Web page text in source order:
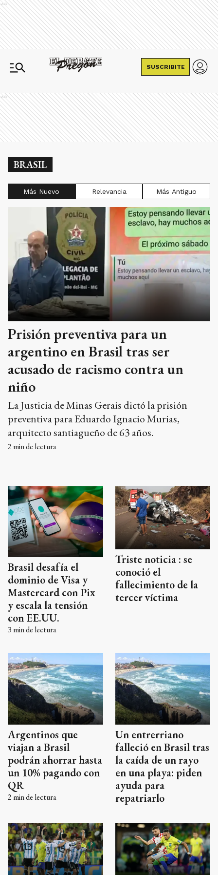
Ads
SUSCRIBITE
Ads
BRASIL
Más Nuevo Relevancia Más Antiguo
Prisión preventiva para un
argentino en Brasil tras ser
acusado de racismo contra un
niño
La Justicia de Minas Gerais dictó la prisión
preventiva para Eduardo Ignacio Murias,
arquitecto santiagueño de 63 años.
2 min de lectura
Brasil desafía el
dominio de Visa y
Mastercard con Pix
y escala la tensión
con EE.UU.
3 min de lectura
Triste noticia : se
conoció el
fallecimiento de la
tercer víctima
Argentinos que
viajan a Brasil
podrán ahorrar hasta
un 10% pagando con
QR
2 min de lectura
Un entrerriano
falleció en Brasil tras
la caída de un rayo
en una playa: piden
ayuda para
repatriarlo